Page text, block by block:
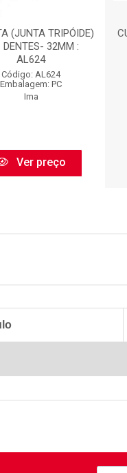
(JUNTA TRIPÓIDE)
DENTES- 32MM :
AL624
Código: AL624
Embalagem: PC
Ima
Ver preço